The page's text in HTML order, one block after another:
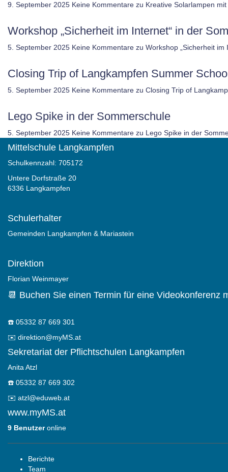
9. September 2025 Keine Kommentare zu Kreative Solarlampen
Workshop „Sicherheit im Internet“ in der
5. September 2025 Keine Kommentare zu Workshop „Sicherheit
Closing Trip of Langkampfen Summer
5. September 2025 Keine Kommentare zu Closing Trip of
Lego Spike in der Sommerschule
5. September 2025 Keine Kommentare zu Lego Spike in der
Mittelschule Langkampfen
Schulkennzahl: 705172
Untere Dorfstraße 20
6336 Langkampfen
Schulerhalter
Gemeinden Langkampfen & Mariastein
Direktion
Florian Weinmayer
📆 Buchen Sie einen Termin für eine Videokonferenz
☎️ 05332 87 669 301
✉️ direktion@myMS.at
Sekretariat der Pflichtschulen Langkampfen
Anita Atzl
☎️ 05332 87 669 302
✉️ atzl@eduweb.at
www.myMS.at
9 Benutzeronline
Berichte
Team